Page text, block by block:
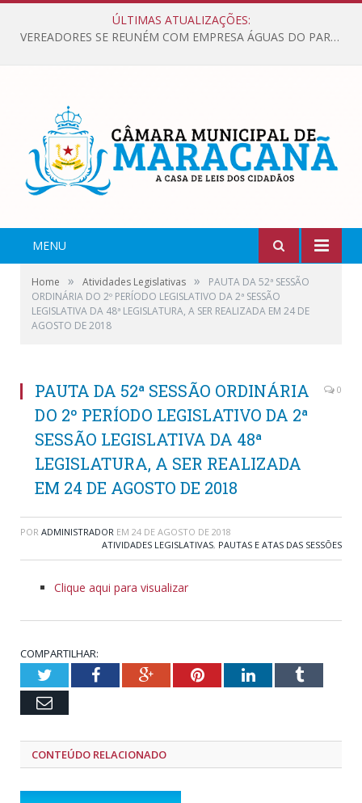
ÚLTIMAS ATUALIZAÇÕES:
VEREADORES SE REUNÉM COM EMPRESA ÁGUAS DO PARÁ, PARA APRESENTAR REIVINDICAÇÕES E MELHORIAS NA QUALIDADE DOS SERVIÇOS OFERECIDOS Á POPULAÇÃO.
MENU
Home » Atividades Legislativas »
PAUTA DA 52ª SESSÃO
ORDINÁRIA DO 2º PERÍODO LEGISLATIVO DA 2ª SESSÃO
LEGISLATIVA DA 48ª LEGISLATURA, A SER REALIZADA EM 24 DE
AGOSTO DE 2018
PAUTA DA 52ª SESSÃO ORDINÁRIA
DO 2º PERÍODO LEGISLATIVO DA 2ª
SESSÃO LEGISLATIVA DA 48ª
LEGISLATURA, A SER REALIZADA
EM 24 DE AGOSTO DE 2018
0
POR ADMINISTRADOR EM 24 DE AGOSTO DE 2018
ATIVIDADES LEGISLATIVAS, PAUTAS E ATAS DAS SESSÕES
Clique aqui para visualizar
COMPARTILHAR:
TwitterFacebookGoogle+PinterestLinkedInTumblr
Email
CONTEÚDO RELACIONADO